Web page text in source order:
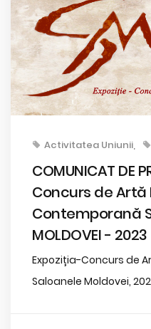
Activitatea Uniunii
COMUNICAT DE
Concurs de Artă
Contemporană
MOLDOVEI - 2023
Expoziția-Concurs de
Saloanele Moldovei,